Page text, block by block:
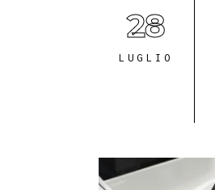
28
LUGLIO